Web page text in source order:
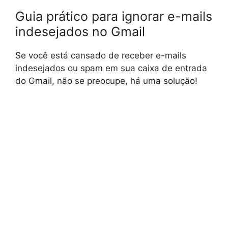
Guia prático para ignorar e-mails
indesejados no Gmail
Se você está cansado de receber e-mails
indesejados ou spam em sua caixa de entrada
do Gmail, não se preocupe, há uma solução!